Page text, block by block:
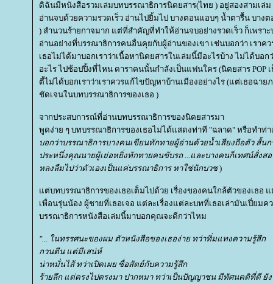
ดิฉันมีหนังสือรวมเล่มบทบรรณาธิการนิตยสาร(ไทย ) อยู่สองสามเล่
อ่านจบด้วยความรวดเร็ว อ่านไปยิ้มไป บางตอนแอบๆ น้ำตารื้น บาง
) สำนวนร้ายกาจมาก แต่ที่สำคัญที่ทำให้อ่านจบอย่างรวดเร็ว ก็เพร
อ่านอย่างที่บรรณาธิการคนอื่นคุยกับผู้อ่านของเขา เช่นบอกว่า เราค
เธอไม่ได้มาบอกเราว่าเนื้อหานิตยสารในเล่มนี้มีอะไรบ้าง ไม่ได้บอ
อะไร ไปช้อปปิ้งที่ไหน ดาราคนนั้นกำลังเป็นแฟนใคร (นิตยสาร POP
ตี้ไม่ได้บอกเราว่าเราควรแก้ไขปัญหาบ้านเมืองอย่างไร (แต่เธอฉาย
ชัดเจนในบทบรรณาธิการของเธอ )
จากประสบการณ์ที่อ่านบทบรรณาธิการของนิตยสารมา
พูดง่าย ๆ บทบรรณาธิการของเธอไม่ได้แสดงท่าที "ฉลาด" หรือทำท่
บอกว่าบรรณาธิการบางคนเขียนทักทายผู้อ่านด้วยน้ำเสียงถือตัว สั้น
ประหนึ่งคุณนายผู้เย่อหยิ่งทักทายคนขับรถ ...และบางคนก็เทศน์สั่งส
หลงลืมไปว่าตัวเองเป็นแค่บรรณาธิการ หาใช่นักบวช)
ต่บทบรรณาธิการของเธอเต็มไปด้วย เรื่องของคนใกล้ตัวของเธอ
เพื่อนรุ่นน้อง ผู้ชายที่เธอเจอ แต่ละเรื่องแต่ละบทที่เธอเล่ามันเปี่ยมค
บรรณาธิการหนังสือเล่มนี้มาบอกคุณจะดีกว่าไหม
"... ในทรรศนะของผม ตัวหนังสือของเธอง่าย ทว่าทิ่มแทงความรู้สึก
กวนตีน แต่มีเสน่ห์
น่าหมั่นไส้ ทว่าเปิดเผย ซื่อสัตย์กับความรู้สึก
ร้ายลึก แต่ตรงไปตรงมา ปากหมา ทว่าเป็นปัญญาชน มีทัศนคติที่ดี